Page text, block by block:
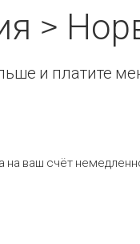
>
и платите
на ваш счёт